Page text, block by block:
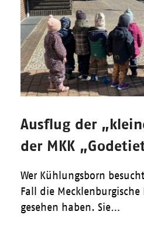
Ausflug der
der MKK
Wer Kühlungsborn
Fall die
gesehen haben. Sie…